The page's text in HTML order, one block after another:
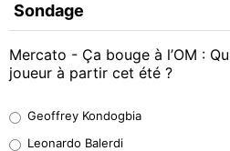
Sondage
Mercato - Ça bouge à l’OM :
joueur à partir cet été ?
38%
Geoffrey Kondogbia
Leonardo Balerdi